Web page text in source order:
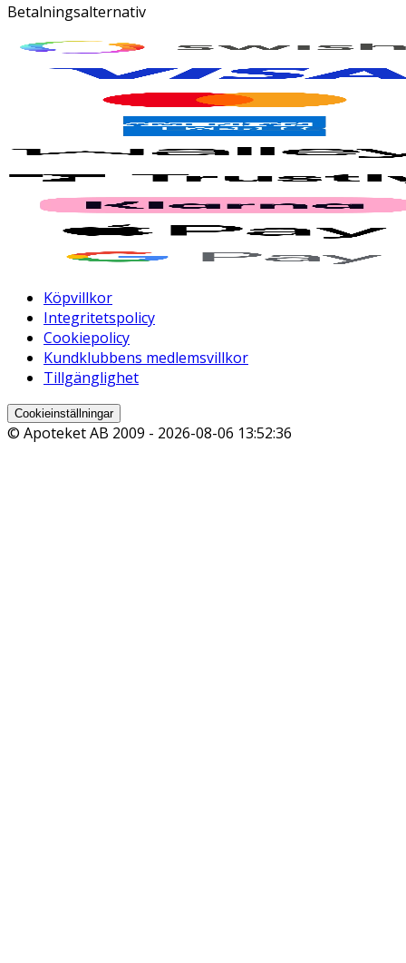
Betalningsalternativ
Köpvillkor
Integritetspolicy
Cookiepolicy
Kundklubbens medlemsvillkor
Tillgänglighet
Cookieinställningar
© Apoteket AB 2009 - 2026-08-06 13:52:36